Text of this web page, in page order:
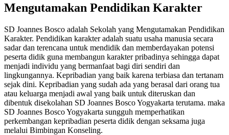
Mengutamakan Pendidikan Karakter
SD Joannes Bosco adalah Sekolah yang Mengutamakan Pendidikan
Karakter. Pendidikan karakter adalah suatu usaha manusia secara
sadar dan terencana untuk mendidik dan memberdayakan potensi
peserta didik guna membangun karakter pribadinya sehingga dapat
menjadi individu yang bermanfaat bagi diri sendiri dan
lingkungannya. Kepribadian yang baik karena terbiasa dan tertanam
sejak dini. Kepribadian yang sudah ada yang berasal dari orang tua
atau keluarga menjadi awal yang baik untuk diteruskan dan
dibentuk disekolahan SD Joannes Bosco Yogyakarta terutama. maka
SD Joannes Bosco Yogyakarta sungguh memperhatikan
perkembangan kepribadian peserta didik dengan seksama juga
melalui Bimbingan Konseling.